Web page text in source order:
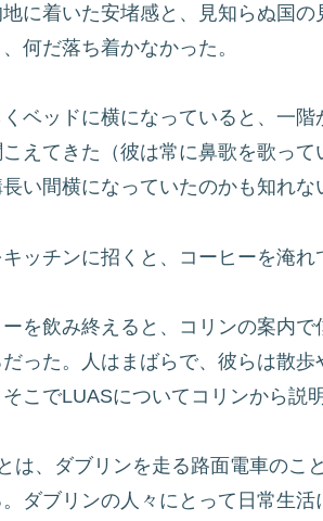
に着いた安堵感と、見知らぬ国
何だ落ち着かなかった。
ベッドに横になっていると、一階
えてきた（彼は常に鼻歌を歌って
い間横になっていたのかも知れな
ッチンに招くと、コーヒーを淹れ
を飲み終えると、コリンの案内
った。人はまばらで、彼らは散
こでLUASについてコリンから説
は、ダブリンを走る路面電車のこ
ダブリンの人々にとって日常生